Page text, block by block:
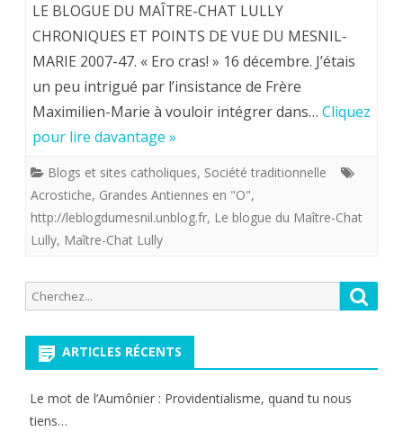
Grandes
antiennes
"
à
prier
du
au
au
Maître-
Chat
nous
avoir
parvenir
depuis
le
LE BLOGUE DU MAÎTRE-CHAT LULLY
CHRONIQUES ET POINTS DE VUE DU MESNIL-
MARIE 2007-47. « Ero cras! » 16 décembre. J’étais
un peu intrigué par l’insistance de Frère
Maximilien-Marie à vouloir intégrer dans… Cliquez
pour lire davantage »
Blogs et sites catholiques, Société traditionnelle
Acrostiche, Grandes Antiennes en "O",
http://leblogdumesnil.unblog.fr, Le blogue du Maître-Chat
Lully, Maître-Chat Lully
Recherche
pour:
ARTICLES RÉCENTS
Le mot de l’Aumônier : Providentialisme, quand tu nous
tiens…